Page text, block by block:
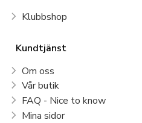
Klubbshop
Kundtjänst
Om oss
Vår butik
FAQ - Nice to know
Mina sidor